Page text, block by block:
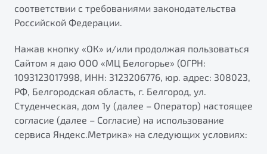
соответствии с требованиями законодательства
Российской Федерации.
Нажав кнопку «ОК» и/или продолжая пользоваться
Сайтом я даю ООО «МЦ Белогорье» (ОГРН:
1093123017998, ИНН: 3123206776, юр. адрес: 308023,
РФ, Белгородская область, г. Белгород, ул.
Студенческая, дом 1у (далее – Оператор) настоящее
согласие (далее – Согласие) на использование
сервиса Яндекс.Метрика» на следующих условиях: